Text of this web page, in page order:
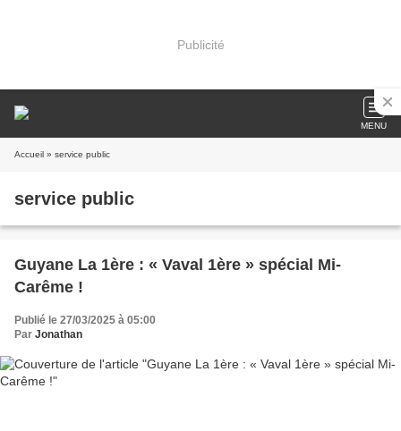
Publicité
MENU
Accueil » service public
service public
Guyane La 1ère : « Vaval 1ère » spécial Mi-
Carême !
Publié le 27/03/2025 à 05:00
Par Jonathan